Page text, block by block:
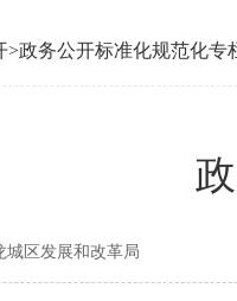
>政务公开标准化规范化专
城区发展和改革局